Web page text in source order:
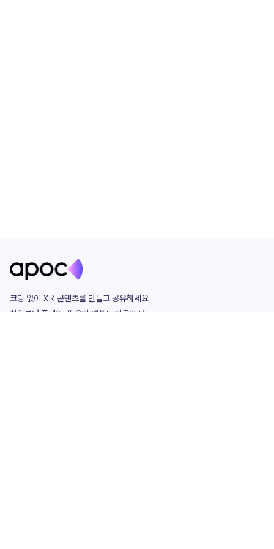
코딩 없이 XR 콘텐츠를 만들고 공유하세요.
창작부터 플레이, 필요한 애셋도 한곳에서!